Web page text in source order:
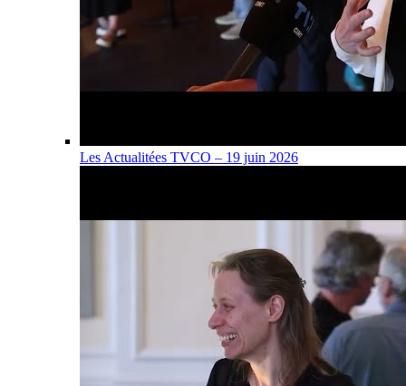
Les Actualitées TVCO – 19 juin 2026